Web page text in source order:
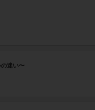
迷い〜